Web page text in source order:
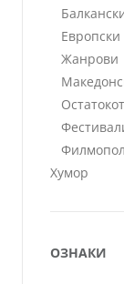
Жанрови
Хумор
ОЗНАКИ